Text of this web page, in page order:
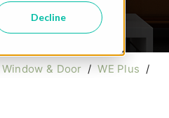
Decline
Window & Door /WE Plus /